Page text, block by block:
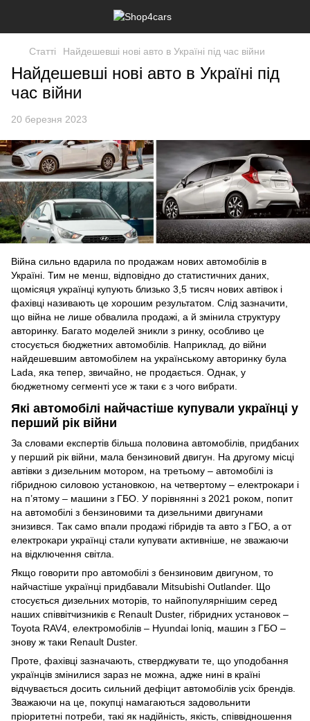
Статті Найдешевші нові авто в Україні під час війни
Найдешевші нові авто в Україні під
час війни
20 березня 2023
Війна сильно вдарила по продажам нових автомобілів в
Україні. Тим не менш, відповідно до статистичних даних,
щомісяця українці купують близько 3,5 тисяч нових автівок і
фахівці називають це хорошим результатом. Слід зазначити,
що війна не лише обвалила продажі, а й змінила структуру
авторинку. Багато моделей зникли з ринку, особливо це
стосується бюджетних автомобілів. Наприклад, до війни
найдешевшим автомобілем на українському авторинку була
Lada, яка тепер, звичайно, не продається. Однак, у
бюджетному сегменті усе ж таки є з чого вибрати.
Які автомобілі найчастіше купували українці у
перший рік війни
За словами експертів більша половина автомобілів, придбаних
у перший рік війни, мала бензиновий двигун. На другому місці
автівки з дизельним мотором, на третьому – автомобілі із
гібридною силовою установкою, на четвертому – електрокари і
на п’ятому – машини з ГБО. У порівнянні з 2021 роком, попит
на автомобілі з бензиновими та дизельними двигунами
знизився. Так само впали продажі гібридів та авто з ГБО, а от
електрокари українці стали купувати активніше, не зважаючи
на відключення світла.
Якщо говорити про автомобілі з бензиновим двигуном, то
найчастіше українці придбавали Mitsubishi Outlander. Що
стосується дизельних моторів, то найпопулярнішим серед
наших співвітчизників є Renault Duster, гібридних установок –
Toyota RAV4, електромобілів – Hyundai loniq, машин з ГБО –
знову ж таки Renault Duster.
Проте, фахівці зазначають, стверджувати те, що уподобання
українців змінилися зараз не можна, адже нині в країні
відчувається досить сильний дефіцит автомобілів усіх брендів.
Зважаючи на це, покупці намагаються задовольнити
пріоритетні потреби, такі як надійність, якість, співвідношення